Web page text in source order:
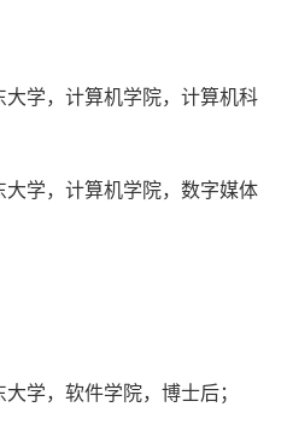
大学，计算机学院，计算机科
大学，计算机学院，数字媒体
大学，软件学院，博士后；